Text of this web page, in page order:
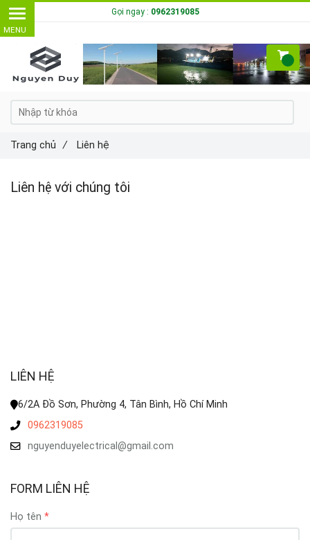
Liên hệ với chúng tôi
LIÊN HỆ
6/2A Đồ Sơn, Phường 4, Tân Bình, Hồ Chí Minh
0962319085
nguyenduyelectrical@gmail.com
FORM LIÊN HỆ
Họ tên
Trang chủ / Liên hệ
Gọi ngay : 0962319085